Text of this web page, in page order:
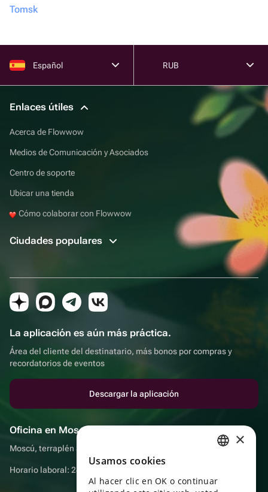
Tomsk
Español RUB
Enlaces útiles
Acerca de Flowwow
Medios de Comunicación y Asociados
Centro de soporte
Ubicar una tienda
Cómo colaborar con Flowwow
Ciudades populares
La aplicación es aún más práctica.
Área del cliente del destinatario, más bonos por compras y
recordatorios de eventos
Descargar la aplicación
Oficina en Moscú
Moscú, terraplén Sadovnicheskaya, 9, sala 2/3
Horario laboral: 24 horas
ENGLISH
×
Usamos cookies
Al hacer clic en OK o continuar